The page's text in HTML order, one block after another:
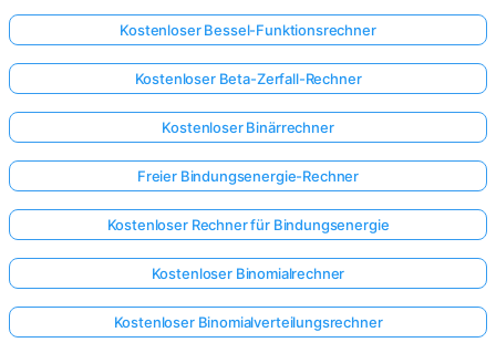
Kostenloser Bessel-Funktionsrechner
Kostenloser Beta-Zerfall-Rechner
Kostenloser Binärrechner
Freier Bindungsenergie-Rechner
Kostenloser Rechner für Bindungsenergie
Kostenloser Binomialrechner
Kostenloser Binomialverteilungsrechner